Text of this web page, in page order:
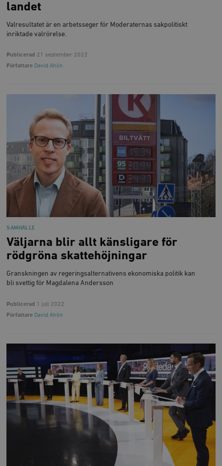
landet
Valresultatet är en arbetsseger för Moderaternas sakpolitiskt
inriktade valrörelse.
Publicerad 21 september 2022
Författare David Ahlin
SAMHÄLLE
Väljarna blir allt känsligare för
rödgröna skattehöjningar
Granskningen av regeringsalternativens ekonomiska politik kan
bli svettig för Magdalena Andersson
Publicerad 1 juli 2022
Författare David Ahlin